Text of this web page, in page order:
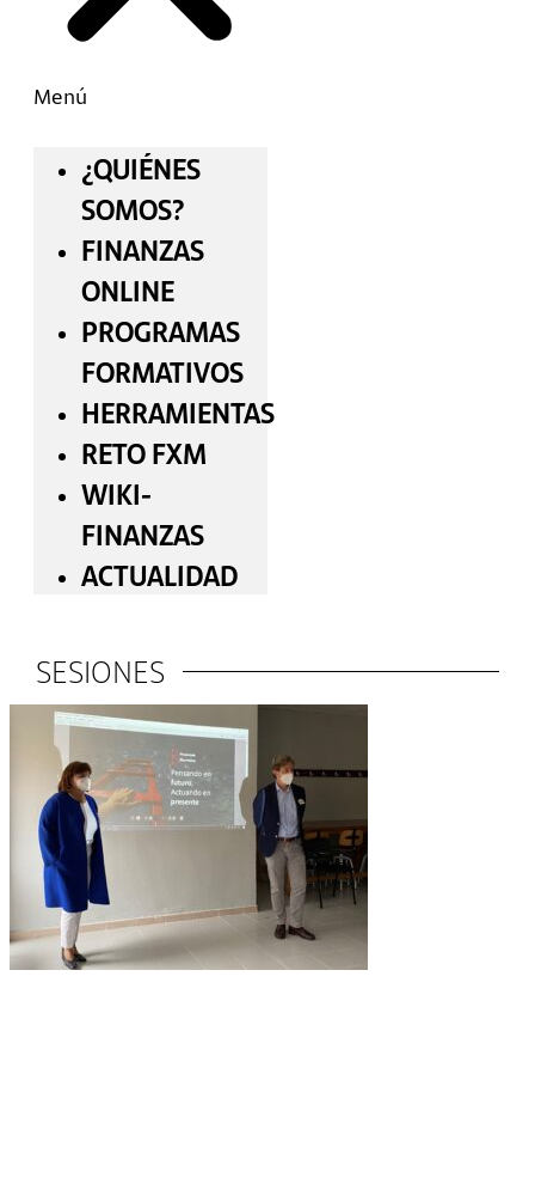
Menú
¿QUIÉNES
SOMOS?
FINANZAS
ONLINE
PROGRAMAS
FORMATIVOS
HERRAMIENTAS
RETO FXM
WIKI-
FINANZAS
ACTUALIDAD
SESIONES